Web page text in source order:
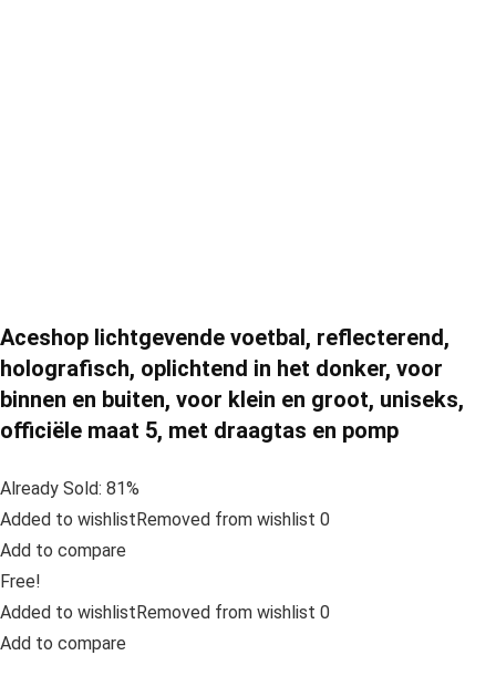
Aceshop lichtgevende voetbal, reflecterend,
holografisch, oplichtend in het donker, voor
binnen en buiten, voor klein en groot, uniseks,
officiële maat 5, met draagtas en pomp
Already Sold: 81%
Added to wishlistRemoved from wishlist 0
Add to compare
Free!
Added to wishlistRemoved from wishlist 0
Add to compare